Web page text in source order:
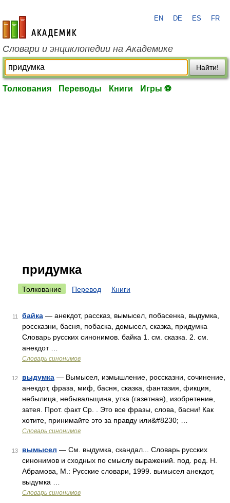
academic.ru
EN DE ES FR
Словари и энциклопедии на Академике
Найти!
Толкования Переводы Книги Игры ⚽
придумка
Толкование Перевод Книги
11 байка — анекдот, рассказ, вымысел, побасенка, выдумка,
россказни, басня, побаска, домысел, сказка, придумка
Словарь русских синонимов. байка 1. см. сказка. 2. см.
анекдот …
Словарь синонимов
12 выдумка — Вымысел, измышление, россказни, сочинение,
анекдот, фраза, миф, басня, сказка, фантазия, фикция,
небылица, небывальщина, утка (газетная), изобретение,
затея. Прот. факт Ср. . Это все фразы, слова, басни! Как
хотите, принимайте это за правду или&#8230; …
Словарь синонимов
13 вымысел — См. выдумка, скандал... Словарь русских
синонимов и сходных по смыслу выражений. под. ред. Н.
Абрамова, М.: Русские словари, 1999. вымысел анекдот,
выдумка …
Словарь синонимов